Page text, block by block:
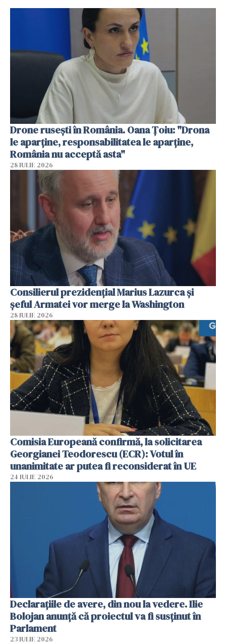
Drone rusești în România. Oana Ţoiu: "Drona
le aparţine, responsabilitatea le aparţine,
România nu acceptă asta"
28 IULIE 2026
Consilierul prezidenţial Marius Lazurca și
șeful Armatei vor merge la Washington
28 IULIE 2026
Comisia Europeană confirmă, la solicitarea
Georgianei Teodorescu (ECR): Votul în
unanimitate ar putea fi reconsiderat în UE
24 IULIE 2026
Declarațiile de avere, din nou la vedere. Ilie
Bolojan anunță că proiectul va fi susținut în
Parlament
23 IULIE 2026